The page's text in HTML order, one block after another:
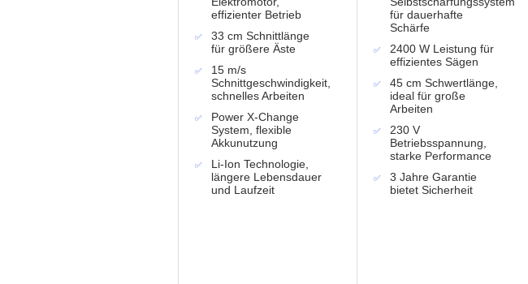
effizienter Betrieb
33 cm Schnittlänge
für größere Äste
15 m/s
Schnittgeschwindigkeit,
schnelles Arbeiten
Power X-Change
System, flexible
Akkunutzung
Li-Ion Technologie,
längere Lebensdauer
und Laufzeit
für dauerhafte
Schärfe
2400 W Leistung für
effizientes Sägen
45 cm Schwertlänge,
ideal für große
Arbeiten
230 V
Betriebsspannung,
starke Performance
3 Jahre Garantie
bietet Sicherheit